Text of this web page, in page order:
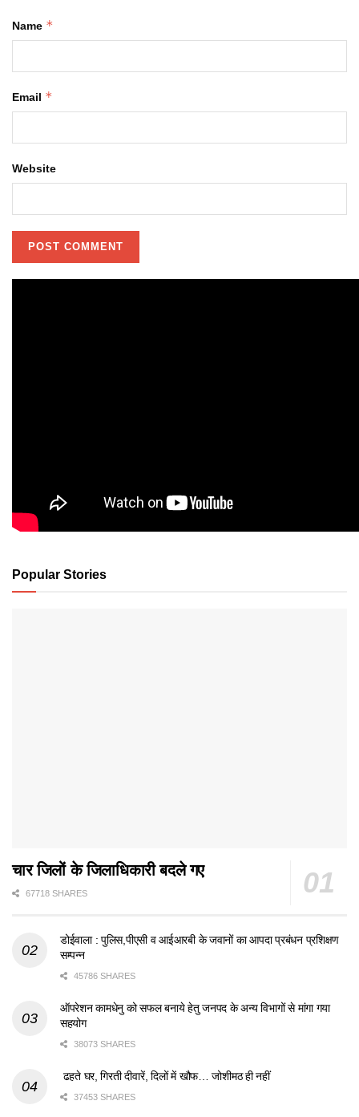
Name *
Email *
Website
Popular Stories
चार जिलों के जिलाधिकारी बदले गए
67718 SHARES
डोईवाला : पुलिस,पीएसी व आईआरबी के जवानों का आपदा प्रबंधन प्रशिक्षण
सम्पन्न
45786 SHARES
ऑपरेशन कामधेनु को सफल बनाये हेतु जनपद के अन्य विभागों से मांगा गया
सहयोग
38073 SHARES
ढहते घर, गिरती दीवारें, दिलों में खौफ… जोशीमठ ही नहीं
37453 SHARES